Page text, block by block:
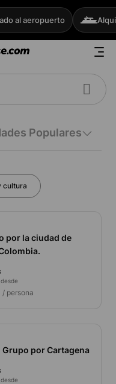
al aeropuerto
Populares
cultura
por la ciudad de
/ persona
Grupo por Cartagena